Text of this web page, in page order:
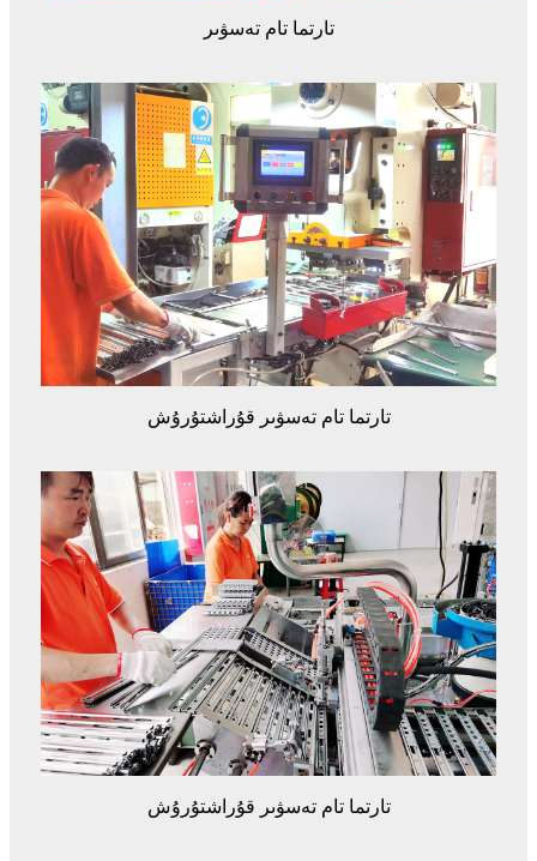
تارتما تام تەسۋىر
تارتما تام تەسۋىر قۇراشتۇرۇش
تارتما تام تەسۋىر قۇراشتۇرۇش